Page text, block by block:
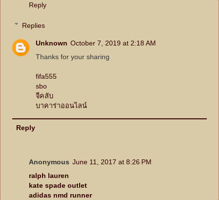
Reply
Replies
Unknown October 7, 2019 at 2:18 AM
Thanks for your sharing
fifa555
sbo
จีคลับ
บาคาร่าออนไลน์
Reply
Anonymous June 11, 2017 at 8:26 PM
ralph lauren
kate spade outlet
adidas nmd runner